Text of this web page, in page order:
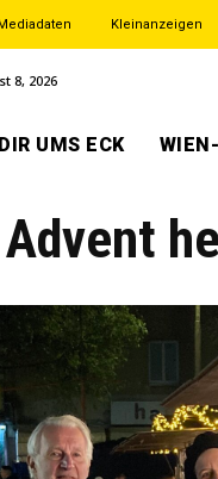
Kleinanzeigen
8, 2026
UMS ECK